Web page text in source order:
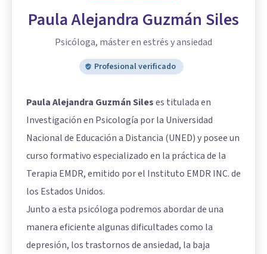
Paula Alejandra Guzmán Siles
Psicóloga, máster en estrés y ansiedad
Profesional verificado
Paula Alejandra Guzmán Sileses titulada en
Investigación en Psicología por la Universidad
Nacional de Educación a Distancia (UNED) y posee un
curso formativo especializado en la práctica de la
Terapia EMDR, emitido por el Instituto EMDR INC. de
los Estados Unidos.
Junto a esta psicóloga podremos abordar de una
manera eficiente algunas dificultades como la
depresión, los trastornos de ansiedad, la baja